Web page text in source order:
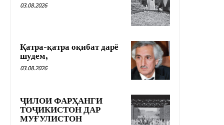
03.08.2026
Қатра-қатра оқибат дарё
шудем,
03.08.2026
ҶИЛОИ ФАРҲАНГИ
ТОҶИКИСТОН ДАР
МУҒУЛИСТОН